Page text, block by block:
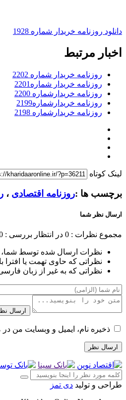
دانلود روزنامه خریدار شماره 1928
اخبار مرتبط
روزنامه خریدار شماره 2202
روزنامه خریدار شماره2201
روزنامه خریدارشماره 2200
روزنامه خریدارشماره2199
روزنامه خریدارشماره 2198
لینک کوتاه
برچسب ها :روزنامه اقتصادی ،
ارسال نظر شما
مجموع نظرات : 0 در انتظار بررسی : 0
نظرات ارسال شده توسط شما،
نظراتی که حاوی تهمت یا افترا
نظراتی که به غیر از زبان
ارسال
ذخیره نام، ایمیل و وبسایت من
طراحی و تولید دی تمز